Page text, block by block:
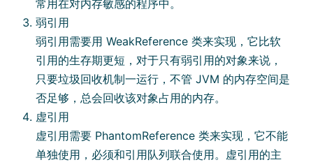
常用在对内存敏感的程序中。
弱引用
弱引用需要用 WeakReference 类来实现，它比软
引用的生存期更短，对于只有弱引用的对象来说，
只要垃圾回收机制一运行，不管 JVM 的内存空间是
否足够，总会回收该对象占用的内存。
虚引用
虚引用需要 PhantomReference 类来实现，它不能
单独使用，必须和引用队列联合使用。虚引用的主